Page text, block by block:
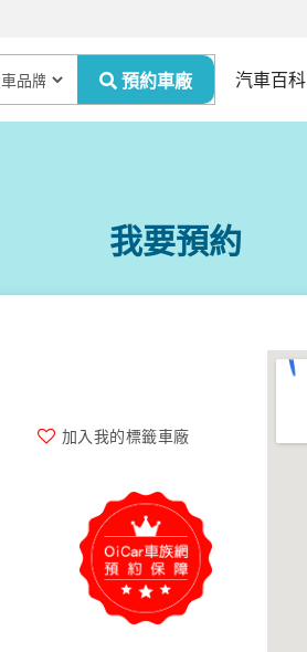
汽車百科
我要預約
加入我的標籤車廠